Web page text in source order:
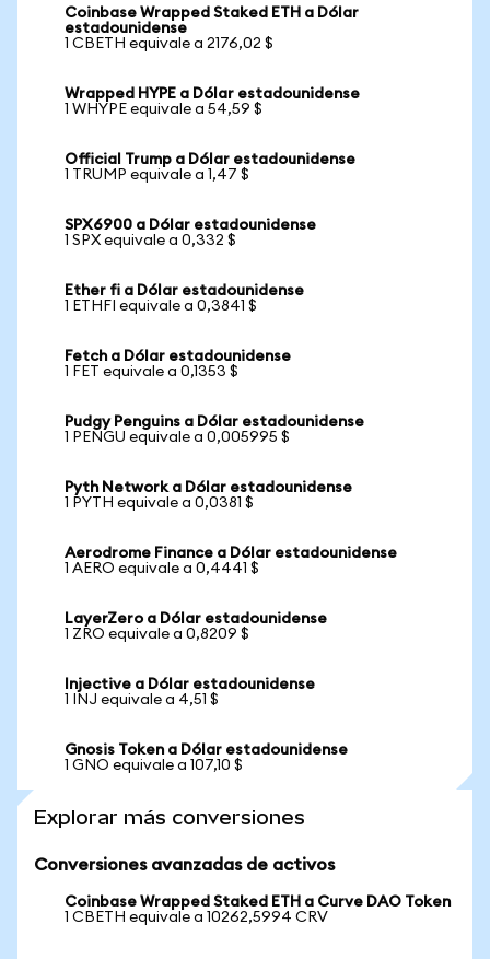
Coinbase Wrapped Staked ETH a Dólar
estadounidense
1 CBETH equivale a 2176,02 $
Wrapped HYPE a Dólar estadounidense
1 WHYPE equivale a 54,59 $
Official Trump a Dólar estadounidense
1 TRUMP equivale a 1,47 $
SPX6900 a Dólar estadounidense
1 SPX equivale a 0,332 $
Ether fi a Dólar estadounidense
1 ETHFI equivale a 0,3841 $
Fetch a Dólar estadounidense
1 FET equivale a 0,1353 $
Pudgy Penguins a Dólar estadounidense
1 PENGU equivale a 0,005995 $
Pyth Network a Dólar estadounidense
1 PYTH equivale a 0,0381 $
Aerodrome Finance a Dólar estadounidense
1 AERO equivale a 0,4441 $
LayerZero a Dólar estadounidense
1 ZRO equivale a 0,8209 $
Injective a Dólar estadounidense
1 INJ equivale a 4,51 $
Gnosis Token a Dólar estadounidense
1 GNO equivale a 107,10 $
Explorar más conversiones
Conversiones avanzadas de activos
Coinbase Wrapped Staked ETH a Curve DAO Token
1 CBETH equivale a 10262,5994 CRV